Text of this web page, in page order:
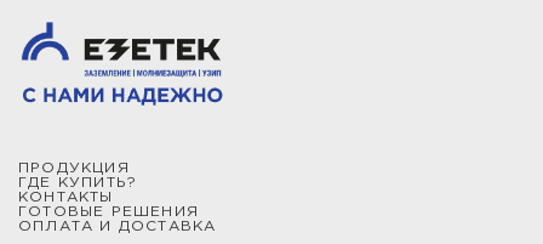
ПРОДУКЦИЯ
ГДЕ КУПИТЬ?
КОНТАКТЫ
ГОТОВЫЕ РЕШЕНИЯ
ОПЛАТА И ДОСТАВКА